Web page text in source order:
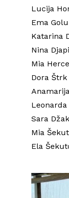
Lucija
Ema
Katarina
Nina
Mia
Dora
Sara
Mia
Ela